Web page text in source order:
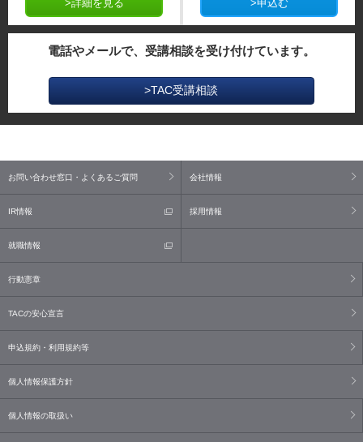
>詳細を見る >申込む
電話やメールで、受講相談を受け付けています。
>TAC受講相談
お問い合わせ窓口・よくあるご質問 会社情報
IR情報 採用情報
就職情報
行動憲章
TACの安心宣言
申込規約・利用規約等
個人情報保護方針
個人情報の取扱い